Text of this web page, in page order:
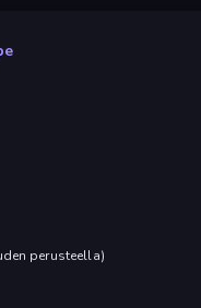
perusteella)